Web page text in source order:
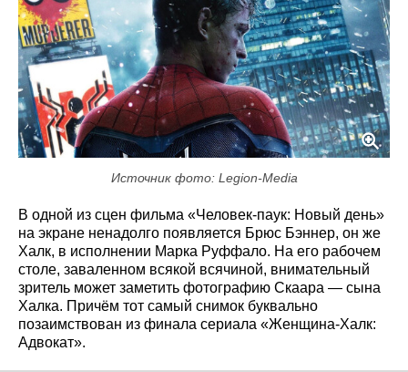
Источник фото: Legion-Media
В одной из сцен фильма «Человек-паук: Новый день»
на экране ненадолго появляется Брюс Бэннер, он же
Халк, в исполнении Марка Руффало. На его рабочем
столе, заваленном всякой всячиной, внимательный
зритель может заметить фотографию Скаара — сына
Халка. Причём тот самый снимок буквально
позаимствован из финала сериала «Женщина-Халк:
Адвокат».